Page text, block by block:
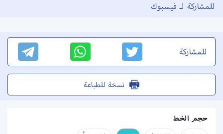
للمشاركة لـ فيسبوك
للمشاركة
نسخة للطباعة
حجم الخط